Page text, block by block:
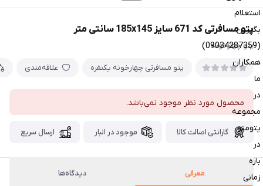
استعلام
بگیرین
(09034287359)
همکاران
ما
در
مجموعه
پتومتو
در
بازه
زمانی
پتو مسافرتی کد 671 سایز 185x145 سانتی متر
پتو چهارخونه
پتو مسافرتی چهارخونه یکنفره علاقه‌مندی
محصول مورد نظر موجود نمی‌باشد.
گارانتی اصالت کالا موجود در انبار ارسال سریع
معرفی دیدگاه‌ها